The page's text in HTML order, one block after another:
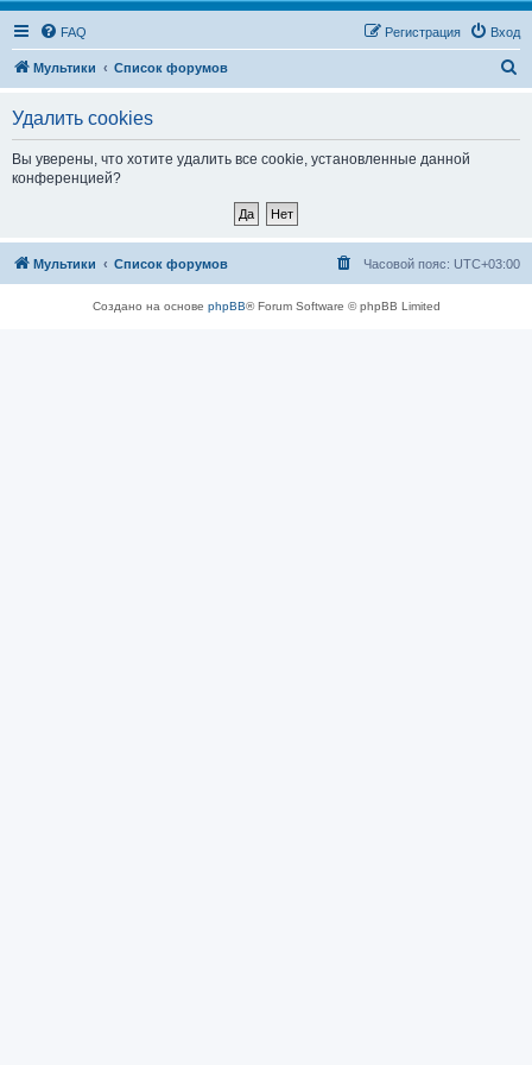
FAQ Вход
Регистрация
Мультики Список форумов
Удалить cookies
Вы уверены, что хотите удалить все cookie, установленные данной
конференцией?
Мультики Список форумов Часовой пояс: UTC+03:00
Создано на основе phpBB® Forum Software © phpBB Limited